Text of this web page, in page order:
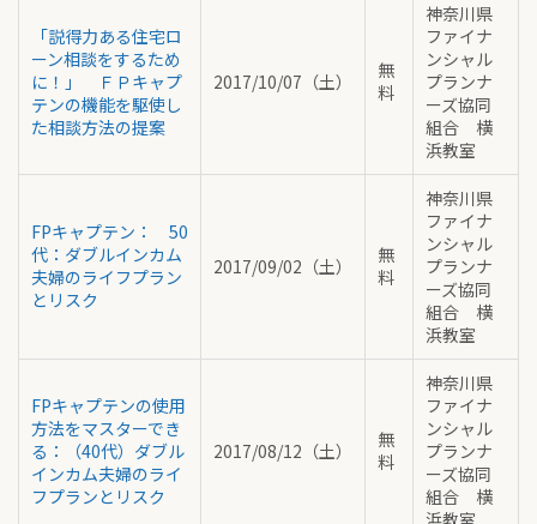
「説得力ある住宅ロ
ーン相談をするため
に！」 ＦＰキャプ
テンの機能を駆使し
た相談方法の提案
2017/10/07（土）
無
料
神奈川県
ファイナ
ンシャル
プランナ
ーズ協同
組合 横
浜教室
FPキャプテン： 50
代：ダブルインカム
夫婦のライフプラン
とリスク
2017/09/02（土）
無
料
神奈川県
ファイナ
ンシャル
プランナ
ーズ協同
組合 横
浜教室
FPキャプテンの使用
方法をマスターでき
る：（40代）ダブル
インカム夫婦のライ
フプランとリスク
2017/08/12（土）
無
料
神奈川県
ファイナ
ンシャル
プランナ
ーズ協同
組合 横
浜教室